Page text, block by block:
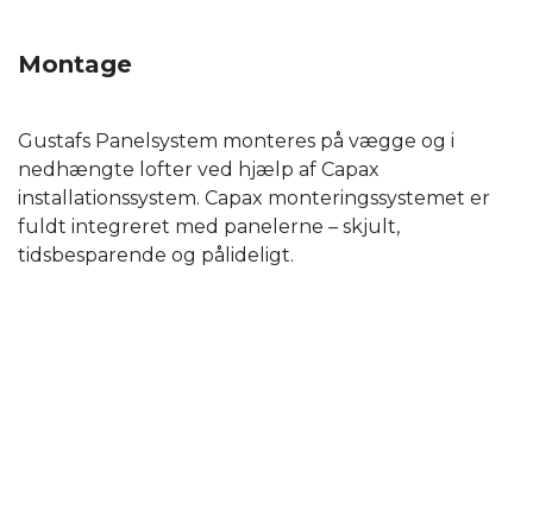
Montage
Gustafs Panelsystem monteres på vægge og i
nedhængte lofter ved hjælp af Capax
installationssystem. Capax monteringssystemet er
fuldt integreret med panelerne – skjult,
tidsbesparende og pålideligt.